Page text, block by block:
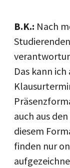
B.K.: Nach
Das kann
auch aus
diesem
finden nur